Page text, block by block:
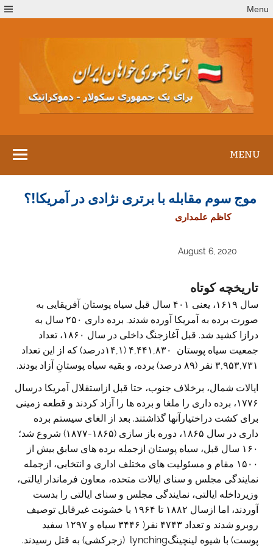
to
Menu
MENU
موج سوم مقابله با برتری نژادی در آمریکا!؟
کاظم علمداری
August 6, 2020
تاریخچه کوتاه
سال ۱۶۱۹، یعنی ۴۰۱ سال قبل سیاه پوستان آفریقایی به
صورت برده به آمریکا آورده شدند. برده داری ۲۵۰ سال به
درازا کشید شد. قبل آغازجنگ داخلی در سال ۱۸۶۰، تعداد
جمعیت سیاه پوستان ۴,۴۴۱,۸۳۰ (۱۴,۱درصد) که از این تعداد
۳,۹۵۳,۷۳۱ نفر (۸۹ درصد) برده، و بقیه سیاه پوستانِ آزاد بودند.
ایالات شمال، برخلاف جنوب، حتا قبل ازاستقلال آمریکا درسال
۱۷۷۶، برده داری را ملغا و برده ها را آزاد کردند و قطعه زمینی
برای کشت دراختیارآنها گذاشتند. بعد از الغای سیستم برده
داری در سال ۱۸۶۵، دوره باز سازی (۱۸۶۵-۱۸۷۷) شروع شد؛
۱۶۰ سال قبل، سیاه پوستان ازجمله برده های سابق بیش از
۱۵۰۰ مقام و مسئولیت های مختلف اداری و انتخابی، ازجمله
نمایندگی مجلس و سنای ایالات متحده، معاون فرماندار ایالتی،
وزیرداخله ایالتی، نمایندگی مجلس و سنای ایالتی را بدست
آوردند، اما ازسال ۱۸۸۲ تا ۱۹۶۴ با خشونت غیرقابل توصیف
روبرو شدند و تعداد ۴۷۴۳ نفر( ۳۴۴۶ سیاه و ۱۲۹۷ سفید
پوست) با شیوه لینچینگlynching (زجرکشی) به قتل رسیدند.